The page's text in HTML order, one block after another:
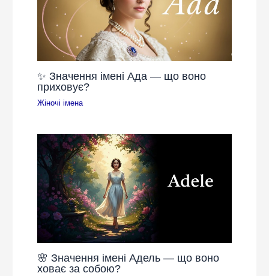
✨ Значення імені Ада — що воно
приховує?
Жіночі імена
🌸 Значення імені Адель — що воно
ховає за собою?